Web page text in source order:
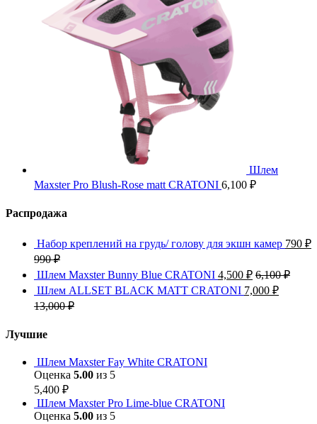
Шлем
Maxster Pro Blush-Rose matt CRATONI 6,100 ₽
Распродажа
Набор креплений на грудь/ голову для экшн камер 790 ₽
990₽
Шлем Maxster Bunny Blue CRATONI 4,500 ₽ 6,100₽
Шлем ALLSET BLACK MATT CRATONI 7,000 ₽
13,000₽
Лучшие
Шлем Maxster Fay White CRATONI
Оценка 5.00 из 5
5,400 ₽
Шлем Maxster Pro Lime-blue CRATONI
Оценка 5.00 из 5